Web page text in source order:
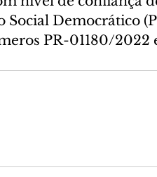
Democrático
PR-01180/2022